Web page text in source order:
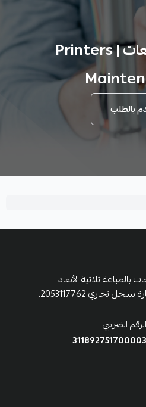
صيانة الطابعات | Printers
بالطلب
ثلاثية الأبعاد
2053117762.
الرقم الضريبي
311892751700003